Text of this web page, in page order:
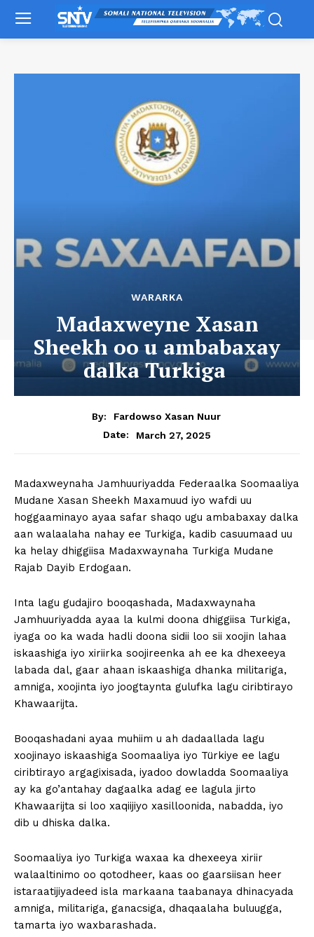
WARARKA
Madaxweyne Xasan
Sheekh oo u ambabaxay
dalka Turkiga
By:
Fardowso Xasan Nuur
Date:
March 27, 2025
Madaxweynaha Jamhuuriyadda Federaalka Soomaaliya
Mudane Xasan Sheekh Maxamuud iyo wafdi uu
hoggaaminayo ayaa safar shaqo ugu ambabaxay dalka
aan walaalaha nahay ee Turkiga, kadib casuumaad uu
ka helay dhiggiisa Madaxwaynaha Turkiga Mudane
Rajab Dayib Erdogaan.
Inta lagu gudajiro booqashada, Madaxwaynaha
Jamhuuriyadda ayaa la kulmi doona dhiggiisa Turkiga,
iyaga oo ka wada hadli doona sidii loo sii xoojin lahaa
iskaashiga iyo xiriirka soojireenka ah ee ka dhexeeya
labada dal, gaar ahaan iskaashiga dhanka militariga,
amniga, xoojinta iyo joogtaynta gulufka lagu ciribtirayo
Khawaarijta.
Booqashadani ayaa muhiim u ah dadaallada lagu
xoojinayo iskaashiga Soomaaliya iyo Türkiye ee lagu
ciribtirayo argagixisada, iyadoo dowladda Soomaaliya
ay ka go’antahay dagaalka adag ee lagula jirto
Khawaarijta si loo xaqiijiyo xasilloonida, nabadda, iyo
dib u dhiska dalka.
Soomaaliya iyo Turkiga waxaa ka dhexeeya xiriir
walaaltinimo oo qotodheer, kaas oo gaarsiisan heer
istaraatijiyadeed isla markaana taabanaya dhinacyada
amniga, militariga, ganacsiga, dhaqaalaha buluugga,
tamarta iyo waxbarashada.